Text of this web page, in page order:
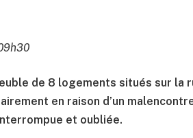
de 8 logements situés sur la
en raison d’un
et oubliée.